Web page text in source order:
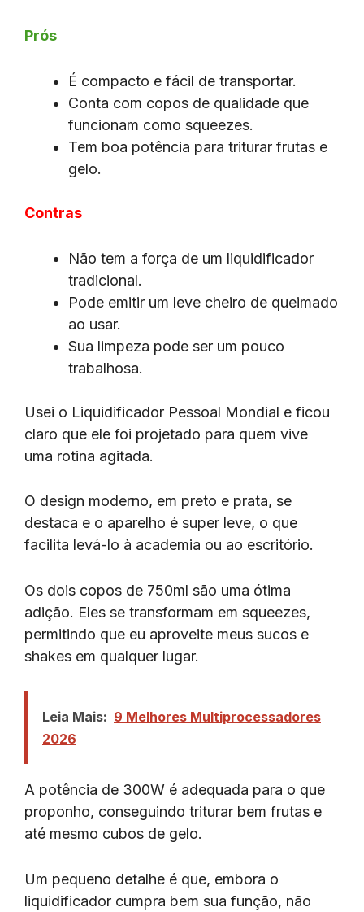
Prós
É compacto e fácil de transportar.
Conta com copos de qualidade que
funcionam como squeezes.
Tem boa potência para triturar frutas e
gelo.
Contras
Não tem a força de um liquidificador
tradicional.
Pode emitir um leve cheiro de queimado
ao usar.
Sua limpeza pode ser um pouco
trabalhosa.
Usei o Liquidificador Pessoal Mondial e ficou
claro que ele foi projetado para quem vive
uma rotina agitada.
O design moderno, em preto e prata, se
destaca e o aparelho é super leve, o que
facilita levá-lo à academia ou ao escritório.
Os dois copos de 750ml são uma ótima
adição. Eles se transformam em squeezes,
permitindo que eu aproveite meus sucos e
shakes em qualquer lugar.
Leia Mais: 9 Melhores Multiprocessadores
2026
A potência de 300W é adequada para o que
proponho, conseguindo triturar bem frutas e
até mesmo cubos de gelo.
Um pequeno detalhe é que, embora o
liquidificador cumpra bem sua função, não